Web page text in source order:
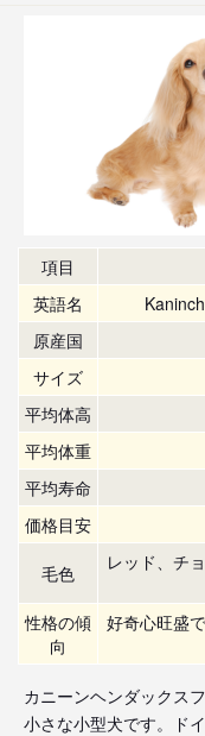
項目
英語名
原産国
サイズ
平均体高
平均体重
平均寿命
価格目安
毛色
レッド、チ
性格の傾
向
好奇心旺盛
カニーンヘンダックス
小さな小型犬です。ド